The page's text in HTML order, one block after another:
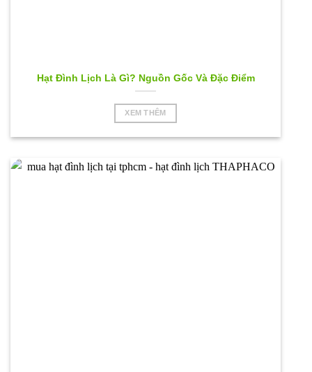
Hạt Đình Lịch Là Gì? Nguồn Gốc Và Đặc Điểm
XEM THÊM